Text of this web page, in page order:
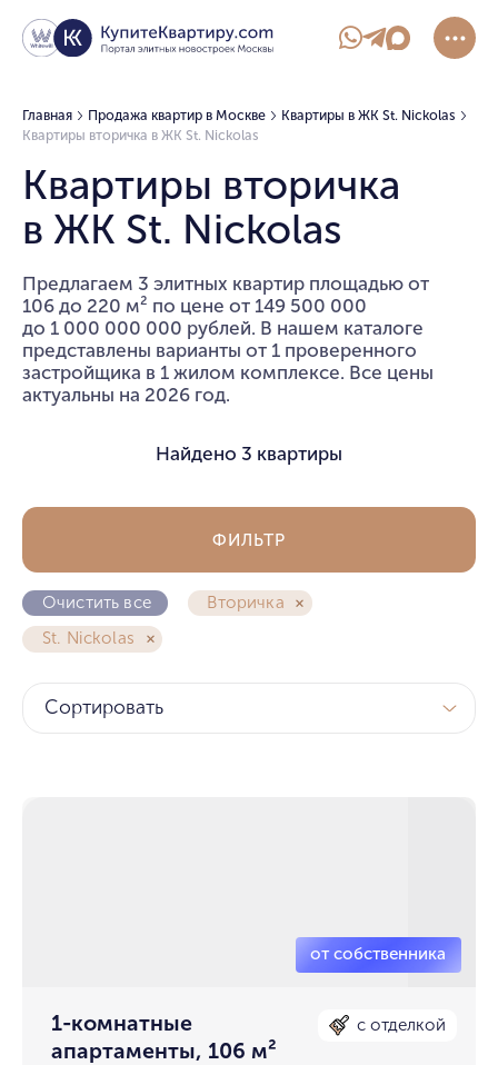
Главная Продажа квартир в Москве
Квартиры в ЖК St. Nickolas
Квартиры вторичка в ЖК St. Nickolas
Квартиры вторичка
в ЖК St. Nickolas
Предлагаем 3 элитных квартир площадью от
106 до 220 м² по цене от 149 500 000
до 1 000 000 000 рублей. В нашем каталоге
представлены варианты от 1 проверенного
застройщика в 1 жилом комплексе. Все цены
актуальны на 2026 год.
Найдено 3 квартиры
Очистить все
Вторичка
St. Nickolas
ФИЛЬТР
Сортировать
1-комнатные
апартаменты, 106 м²
с отделкой